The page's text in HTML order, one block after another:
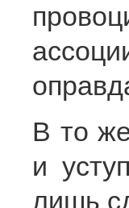
В то
и
лишь